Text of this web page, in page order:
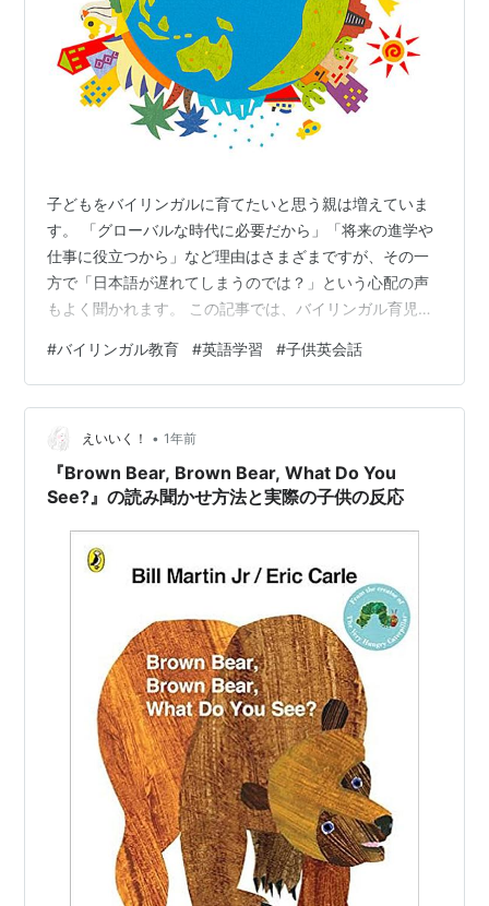
子どもをバイリンガルに育てたいと思う親は増えていま
す。 「グローバルな時代に必要だから」「将来の進学や
仕事に役立つから」など理由はさまざまですが、その一
方で「日本語が遅れてしまうのでは？」という心配の声
もよく聞かれます。 この記事では、バイリンガル育児に
安心してバイリンガル教育に取り組むための参考になれ
ば嬉しいです。 そもそもバイリンガル教育とは？ 特徴
メリット 課題 誤解１：日本語が遅れる 誤解２：日本語
が弱いとアイデンティティに悪影響 誤解３：親がネイテ
ィブ並みに教えないとだめ 実際に気をつけたいポイント
まとめ そもそもバイリンガル教育…
#バイリンガル教育 #英語学習 #子供英会話
えいいく！ • 1年前
『Brown Bear, Brown Bear, What Do You
See?』の読み聞かせ方法と実際の子供の反応